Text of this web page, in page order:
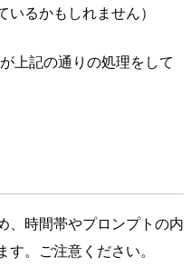
いるかもしれません）
上記の通りの処理をして
、時間帯やプロンプトの内
。ご注意ください。